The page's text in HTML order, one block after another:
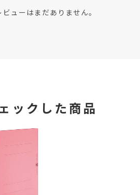
ューはまだありません。
ックした商品